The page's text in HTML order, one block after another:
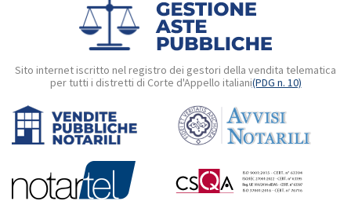
Sito internet iscritto nel registro dei gestori della vendita telematica
per tutti i distretti di Corte d'Appello italiani(PDG n. 10)